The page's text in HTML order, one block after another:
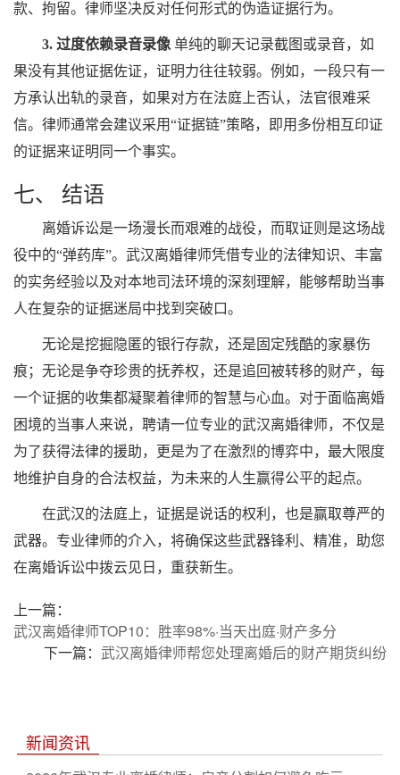
款、拘留。律师坚决反对任何形式的伪造证据行为。
3. 过度依赖录音录像 单纯的聊天记录截图或录音，如
果没有其他证据佐证，证明力往往较弱。例如，一段只有一
方承认出轨的录音，如果对方在法庭上否认，法官很难采
信。律师通常会建议采用“证据链”策略，即用多份相互印证
的证据来证明同一个事实。
七、 结语
离婚诉讼是一场漫长而艰难的战役，而取证则是这场战
役中的“弹药库”。武汉离婚律师凭借专业的法律知识、丰富
的实务经验以及对本地司法环境的深刻理解，能够帮助当事
人在复杂的证据迷局中找到突破口。
无论是挖掘隐匿的银行存款，还是固定残酷的家暴伤
痕；无论是争夺珍贵的抚养权，还是追回被转移的财产，每
一个证据的收集都凝聚着律师的智慧与心血。对于面临离婚
困境的当事人来说，聘请一位专业的武汉离婚律师，不仅是
为了获得法律的援助，更是为了在激烈的博弈中，最大限度
地维护自身的合法权益，为未来的人生赢得公平的起点。
在武汉的法庭上，证据是说话的权利，也是赢取尊严的
武器。专业律师的介入，将确保这些武器锋利、精准，助您
在离婚诉讼中拨云见日，重获新生。
上一篇：
武汉离婚律师TOP10：胜率98%·当天出庭·财产多分
武汉离婚律师帮您处理离婚后的财产期货纠纷
下一篇：
新闻资讯